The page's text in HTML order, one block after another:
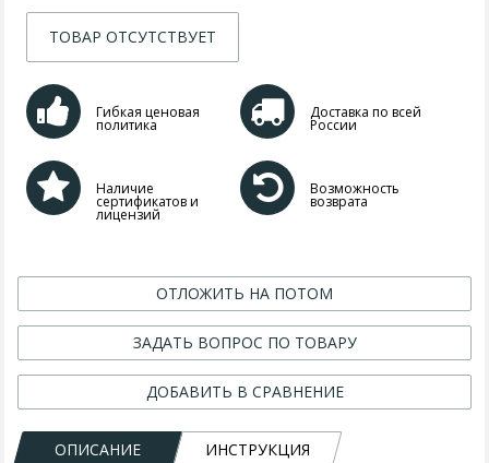
ТОВАР ОТСУТСТВУЕТ
Гибкая ценовая
политика
Доставка по всей
России
Наличие
сертификатов и
лицензий
Возможность
возврата
ОТЛОЖИТЬ НА ПОТОМ
ЗАДАТЬ ВОПРОС ПО ТОВАРУ
ДОБАВИТЬ В СРАВНЕНИЕ
ОПИСАНИЕ ИНСТРУКЦИЯ